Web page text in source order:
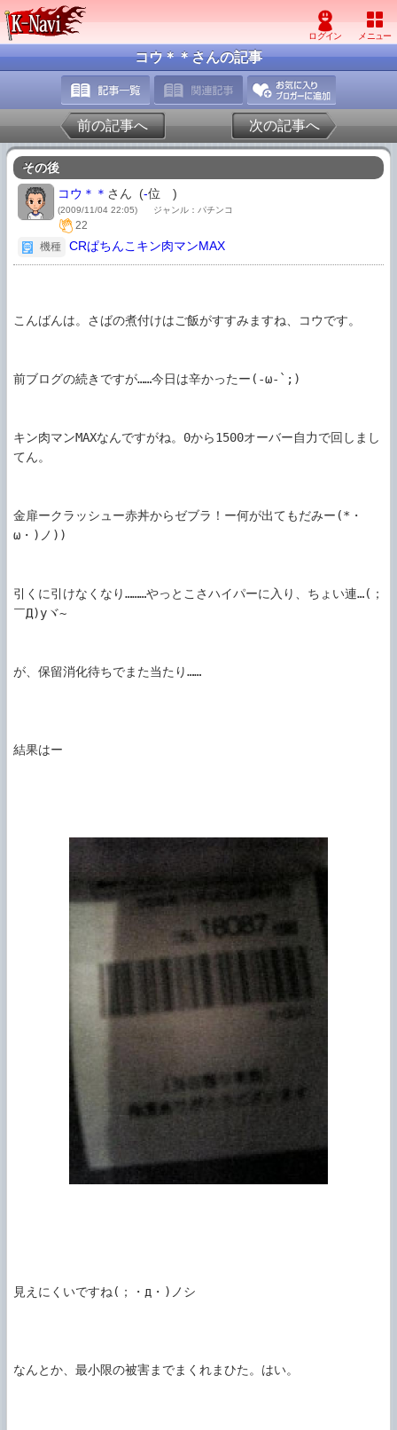
コウ＊＊さんの記事
前の記事へ 次の記事へ
その後
コウ＊＊ さん (-位 )
(2009/11/04 22:05) ジャンル：パチンコ
22
機種
CRぱちんこキン肉マンMAX
こんばんは。さばの煮付けはご飯がすすみますね、コウです。
前ブログの続きですが……今日は辛かったー(-ω-`;)
キン肉マンMAXなんですがね。0から1500オーバー自力で回しまし
てん。
金扉ークラッシュー赤丼からゼブラ！ー何が出てもだみー(*・
ω・)ノ))
引くに引けなくなり………やっとこさハイパーに入り、ちょい連…(；
￣Д)yヾ~
が、保留消化待ちでまた当たり……
結果はー
見えにくいですね(；・д・)ノシ
なんとか、最小限の被害までまくれまひた。はい。